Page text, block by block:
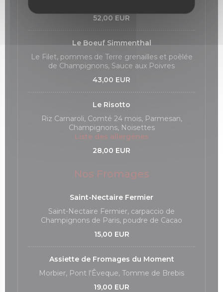
52,00 EUR
Le Boeuf Simmenthal
Le Filet, pommes de Terre grenailles et poêlée
de Champignons, Sauce aux Poivres
43,00 EUR
Le Risotto
Riz Carnaroli, Comté 24 mois, Parmesan,
Champignons, Noisettes
Liste des allergènes
28,00 EUR
Nos Fromages
Saint-Nectaire Fermier
Saint-Nectaire Fermier, carpaccio de
Champignons de Paris, poudre de Cacao
15,00 EUR
Assiette de Fromages du Moment
Morbier, Pont l'Êveque, Tomme de Brebis
19,00 EUR